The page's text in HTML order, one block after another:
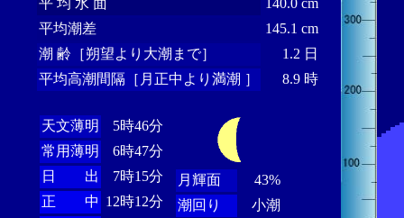
平 均 水 面
140.0 cm
平均潮差
145.1 cm
潮 齢［朔望より大潮まで］
1.2 日
平均高潮間隔［月正中より満潮 ］
8.9 時
天文薄明
5時46分
常用薄明
6時47分
日 出
7時15分
正 中 12時12分
月輝面
43%
潮回り
小潮